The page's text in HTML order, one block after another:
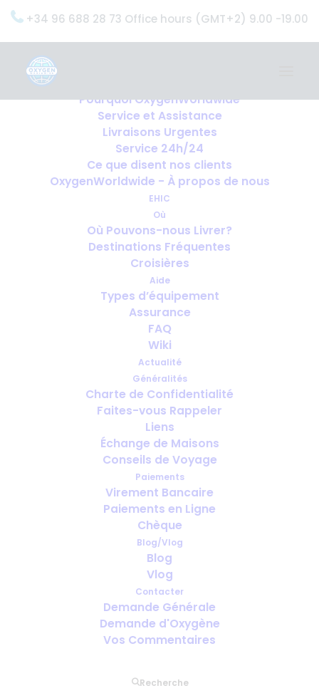
+34 96 688 28 73 Office hours (GMT+2) 9.00 -19.00
OxygenWorldwide (Ce que nous faisons)
Pourquoi OxygenWorldwide
Service et Assistance
Livraisons Urgentes
Service 24h/24
Ce que disent nos clients
OxygenWorldwide - À propos de nous
EHIC
Où
Où Pouvons-nous Livrer?
Destinations Fréquentes
Croisières
Aide
Types d’équipement
Assurance
FAQ
Wiki
Actualité
Généralités
Charte de Confidentialité
Faites-vous Rappeler
Liens
Échange de Maisons
Conseils de Voyage
Paiements
Virement Bancaire
Paiements en Ligne
Chèque
Blog/Vlog
Blog
Vlog
Contacter
Demande Générale
Demande d'Oxygène
Vos Commentaires
Recherche
Passer l’hiver en Méditerranée avec
de l’oxygène : Guide des longs